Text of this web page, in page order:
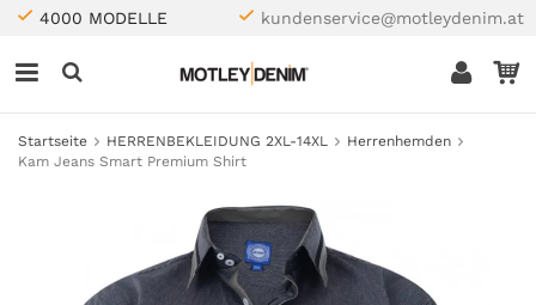
4000 MODELLE kundenservice@motleydenim.at
Startseite HERRENBEKLEIDUNG 2XL-14XL
Herrenhemden
Kam Jeans Smart Premium Shirt